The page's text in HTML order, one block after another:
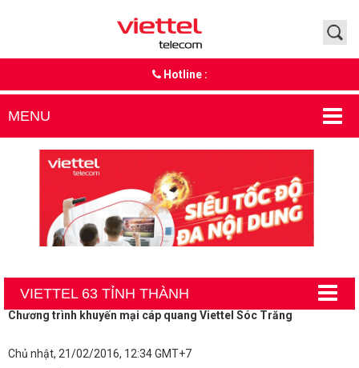
Hotline :
MENU
VIETTEL 63 TỈNH THÀNH
Chương trình khuyến mại cáp quang Viettel Sóc Trăng
Chủ nhật, 21/02/2016, 12:34 GMT+7